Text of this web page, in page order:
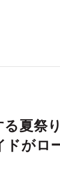
る夏祭
ドがロ